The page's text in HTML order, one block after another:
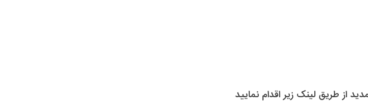
از طریق لینک زیر اقدام نمایید